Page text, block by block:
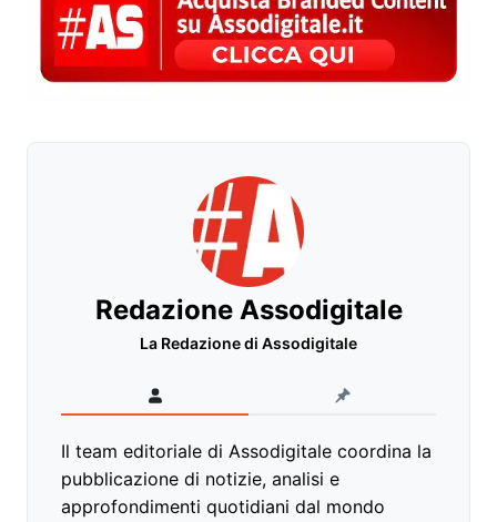
Redazione Assodigitale
La Redazione di Assodigitale
Il team editoriale di Assodigitale coordina la
pubblicazione di notizie, analisi e
approfondimenti quotidiani dal mondo